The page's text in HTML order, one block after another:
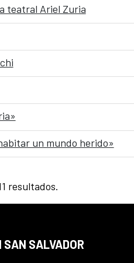
teatral Ariel Zuria
un mundo herido»
resultados.
SAN SALVADOR